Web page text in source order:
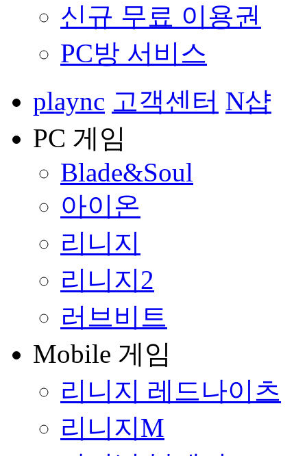
신규 무료 이용권
PC방 서비스
plaync 고객센터 N샵
PC 게임
Blade&Soul
아이온
리니지
리니지2
러브비트
Mobile 게임
리니지 레드나이츠
리니지M